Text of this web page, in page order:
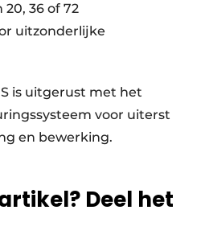
36 of 72
uitzonderlijke
is uitgerust met het
voor uiterst
en bewerking.
Deel het